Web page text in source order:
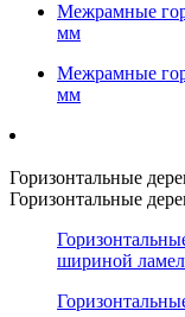
Межрамные
мм
Межрамные
мм
Горизонтальные
Горизонтальные
шириной